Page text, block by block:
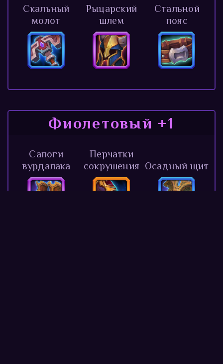
Скальный
молот
Рыцарский
шлем
Стальной
пояс
Фиолетовый +1
Сапоги
вурдалака
Перчатки
сокрушения Осадный щит